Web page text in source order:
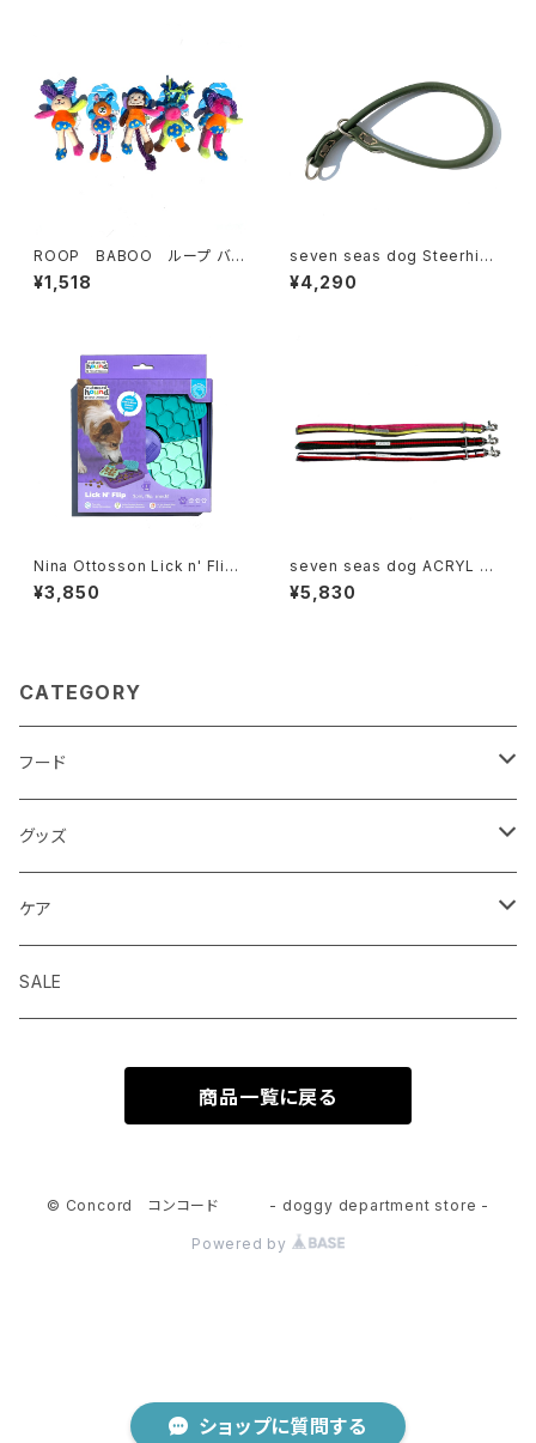
ショップに質問する
ROOP BABOO ループ バブ
ー
¥1,518
seven seas dog Steerhide
Choker セブンシーズドッグ
ステアハイド チョーカー 8-45
¥4,290
Nina Ottosson Lick n' Flip
ニーナ オットソン リック ア
ンド フリップ
¥3,850
seven seas dog ACRYL SH
ORT LEAD Sサイズ セブンシ
ーズ ドッグ アクリル ショートリ
¥5,830
CATEGORY
フード
ドライフード
ウェットフード
トリーツ おやつ
グッズ
首輪 カラー
seven seas dog
ハーネス 胴輪
seven seas dog
トーイ おもちゃ
ウエア 服
ケア
シャンプー
SALE
商品一覧に戻る
© Concord コンコード - doggy department store -
Powered by